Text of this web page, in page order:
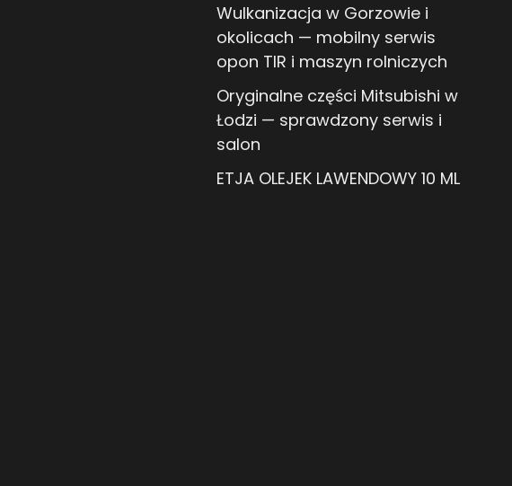
Wulkanizacja w Gorzowie i
okolicach — mobilny serwis
opon TIR i maszyn rolniczych
Oryginalne części Mitsubishi w
Łodzi — sprawdzony serwis i
salon
ETJA OLEJEK LAWENDOWY 10 ML